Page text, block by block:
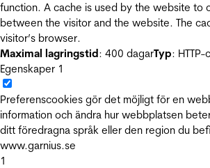
function. A cache is used by the website to
between the visitor and the website. The
visitor’s browser.
Maximal lagringstid: 400 dagarTyp:
Egenskaper 1
Preferenscookies gör det möjligt för en
information och ändra hur webbplatsen
ditt föredragna språk eller den region du
www.garnius.se
1